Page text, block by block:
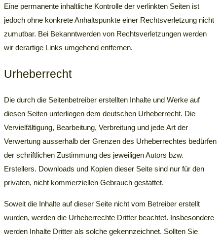
Eine permanente inhaltliche Kontrolle der verlinkten Seiten ist
jedoch ohne konkrete Anhaltspunkte einer Rechtsverletzung nicht
zumutbar. Bei Bekanntwerden von Rechtsverletzungen werden
wir derartige Links umgehend entfernen.
Urheberrecht
Die durch die Seitenbetreiber erstellten Inhalte und Werke auf
diesen Seiten unterliegen dem deutschen Urheberrecht. Die
Vervielfältigung, Bearbeitung, Verbreitung und jede Art der
Verwertung ausserhalb der Grenzen des Urheberrechtes bedürfen
der schriftlichen Zustimmung des jeweiligen Autors bzw.
Erstellers. Downloads und Kopien dieser Seite sind nur für den
privaten, nicht kommerziellen Gebrauch gestattet.
Soweit die Inhalte auf dieser Seite nicht vom Betreiber erstellt
wurden, werden die Urheberrechte Dritter beachtet. Insbesondere
werden Inhalte Dritter als solche gekennzeichnet. Sollten Sie